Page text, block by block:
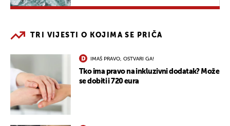
TRI VIJESTI O KOJIMA SE PRIČA
IMAŠ PRAVO, OSTVARI GA!
Tko ima pravo na inkluzivni dodatak? Može
se dobiti i 720 eura